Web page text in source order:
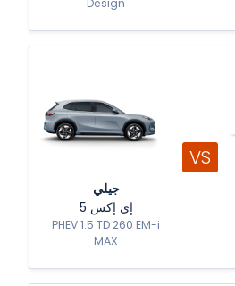
جيلي
إي إكس 5
PHEV 1.5 TD 260 EM-i
MAX
VS